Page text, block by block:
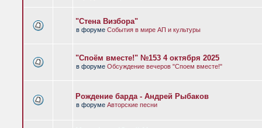
"Стена Визбора"
в форуме События в мире АП и культуры
"Споём вместе!" №153 4 октября 2025
в форуме Обсуждение вечеров "Споем вместе!"
Рождение барда - Андрей Рыбаков
в форуме Авторские песни